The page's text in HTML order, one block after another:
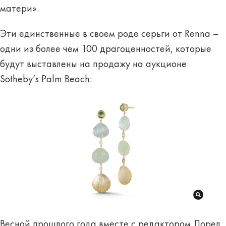
матери».
Эти единственные в своем роде серьги от Renna –
одни из более чем 100 драгоценностей, которые
будут выставлены на продажу на аукционе
Sotheby’s Palm Beach: